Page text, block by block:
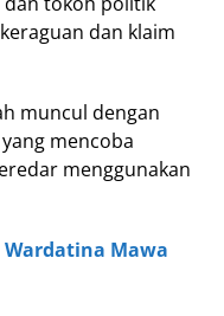
dan klaim
muncul dengan
mencoba
menggunakan
Mawa